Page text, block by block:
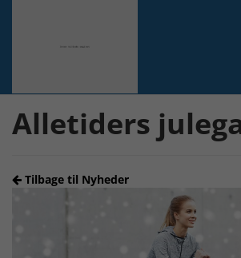
Alletiders
Tilbage til Nyheder